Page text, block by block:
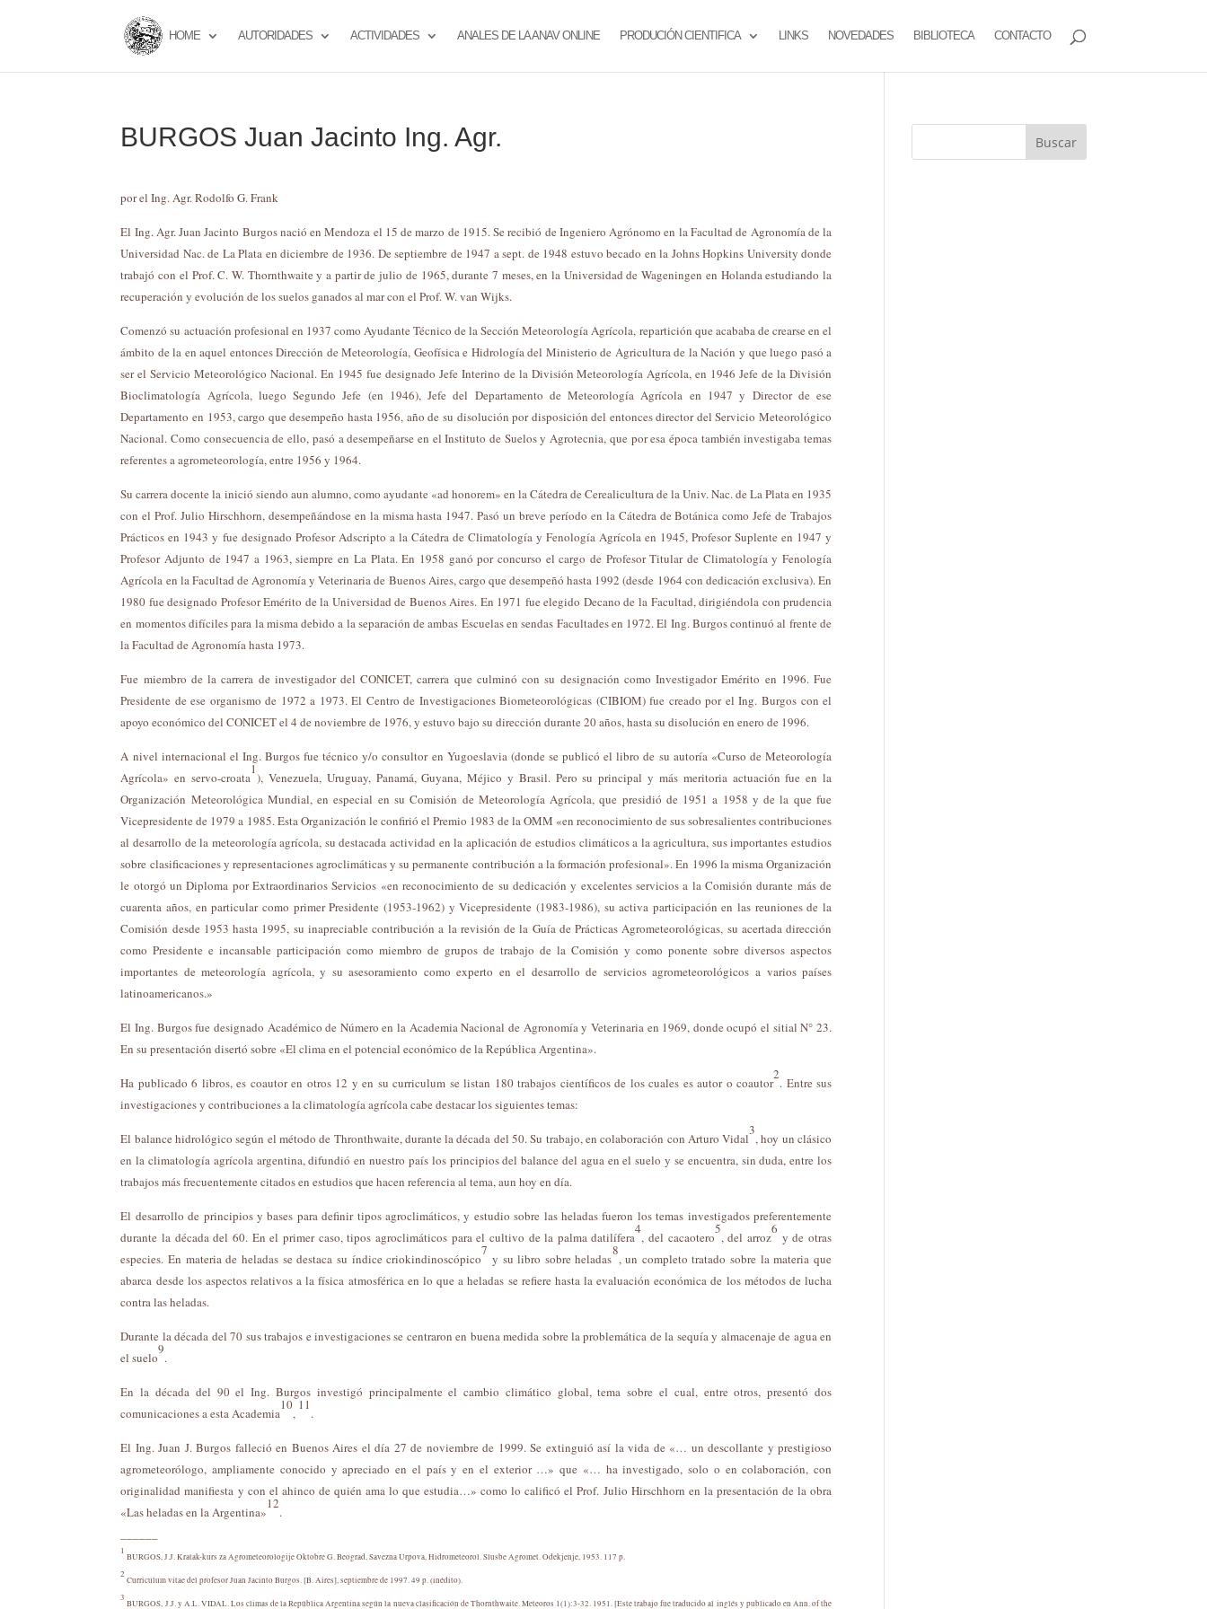
HOME AUTORIDADES ACTIVIDADES ANALES DE LA ANAV ONLINE PRODUCIÓN CIENTIFICA LINKS NOVEDADES BIBLIOTECA CONTACTO
BURGOS Juan Jacinto Ing. Agr.
por el Ing. Agr. Rodolfo G. Frank
El Ing. Agr. Juan Jacinto Burgos nació en Mendoza el 15 de marzo de 1915. Se recibió de Ingeniero Agrónomo en la Facultad de Agronomía de la
Universidad Nac. de La Plata en diciembre de 1936. De septiembre de 1947 a sept. de 1948 estuvo becado en la Johns Hopkins University donde
trabajó con el Prof. C. W. Thornthwaite y a partir de julio de 1965, durante 7 meses, en la Universidad de Wageningen en Holanda estudiando la
recuperación y evolución de los suelos ganados al mar con el Prof. W. van Wijks.
Comenzó su actuación profesional en 1937 como Ayudante Técnico de la Sección Meteorología Agrícola, repartición que acababa de crearse en el
ámbito de la en aquel entonces Dirección de Meteorología, Geofísica e Hidrología del Ministerio de Agricultura de la Nación y que luego pasó a
ser el Servicio Meteorológico Nacional. En 1945 fue designado Jefe Interino de la División Meteorología Agrícola, en 1946 Jefe de la División
Bioclimatología Agrícola, luego Segundo Jefe (en 1946), Jefe del Departamento de Meteorología Agrícola en 1947 y Director de ese
Departamento en 1953, cargo que desempeño hasta 1956, año de su disolución por disposición del entonces director del Servicio Meteorológico
Nacional. Como consecuencia de ello, pasó a desempeñarse en el Instituto de Suelos y Agrotecnia, que por esa época también investigaba temas
referentes a agrometeorología, entre 1956 y 1964.
Su carrera docente la inició siendo aun alumno, como ayudante «ad honorem» en la Cátedra de Cerealicultura de la Univ. Nac. de La Plata en 1935
con el Prof. Julio Hirschhorn, desempeñándose en la misma hasta 1947. Pasó un breve período en la Cátedra de Botánica como Jefe de Trabajos
Prácticos en 1943 y fue designado Profesor Adscripto a la Cátedra de Climatología y Fenología Agrícola en 1945, Profesor Suplente en 1947 y
Profesor Adjunto de 1947 a 1963, siempre en La Plata. En 1958 ganó por concurso el cargo de Profesor Titular de Climatología y Fenología
Agrícola en la Facultad de Agronomía y Veterinaria de Buenos Aires, cargo que desempeñó hasta 1992 (desde 1964 con dedicación exclusiva). En
1980 fue designado Profesor Emérito de la Universidad de Buenos Aires. En 1971 fue elegido Decano de la Facultad, dirigiéndola con prudencia
en momentos difíciles para la misma debido a la separación de ambas Escuelas en sendas Facultades en 1972. El Ing. Burgos continuó al frente de
la Facultad de Agronomía hasta 1973.
Fue miembro de la carrera de investigador del CONICET, carrera que culminó con su designación como Investigador Emérito en 1996. Fue
Presidente de ese organismo de 1972 a 1973. El Centro de Investigaciones Biometeorológicas (CIBIOM) fue creado por el Ing. Burgos con el
apoyo económico del CONICET el 4 de noviembre de 1976, y estuvo bajo su dirección durante 20 años, hasta su disolución en enero de 1996.
A nivel internacional el Ing. Burgos fue técnico y/o consultor en Yugoeslavia (donde se publicó el libro de su autoría «Curso de Meteorología
Agrícola» en servo-croata
1
), Venezuela, Uruguay, Panamá, Guyana, Méjico y Brasil. Pero su principal y más meritoria actuación fue en la
Organización Meteorológica Mundial, en especial en su Comisión de Meteorología Agrícola, que presidió de 1951 a 1958 y de la que fue
Vicepresidente de 1979 a 1985. Esta Organización le confirió el Premio 1983 de la OMM «en reconocimiento de sus sobresalientes contribuciones
al desarrollo de la meteorología agrícola, su destacada actividad en la aplicación de estudios climáticos a la agricultura, sus importantes estudios
sobre clasificaciones y representaciones agroclimáticas y su permanente contribución a la formación profesional». En 1996 la misma Organización
le otorgó un Diploma por Extraordinarios Servicios «en reconocimiento de su dedicación y excelentes servicios a la Comisión durante más de
cuarenta años, en particular como primer Presidente (1953-1962) y Vicepresidente (1983-1986), su activa participación en las reuniones de la
Comisión desde 1953 hasta 1995, su inapreciable contribución a la revisión de la Guía de Prácticas Agrometeorológicas, su acertada dirección
como Presidente e incansable participación como miembro de grupos de trabajo de la Comisión y como ponente sobre diversos aspectos
importantes de meteorología agrícola, y su asesoramiento como experto en el desarrollo de servicios agrometeorológicos a varios países
latinoamericanos.»
El Ing. Burgos fue designado Académico de Número en la Academia Nacional de Agronomía y Veterinaria en 1969, donde ocupó el sitial N° 23.
En su presentación disertó sobre «El clima en el potencial económico de la República Argentina».
Ha publicado 6 libros, es coautor en otros 12 y en su curriculum se listan 180 trabajos científicos de los cuales es autor o coautor
2
. Entre sus
investigaciones y contribuciones a la climatología agrícola cabe destacar los siguientes temas:
El balance hidrológico según el método de Thronthwaite, durante la década del 50. Su trabajo, en colaboración con Arturo Vidal
3
, hoy un clásico
en la climatología agrícola argentina, difundió en nuestro país los principios del balance del agua en el suelo y se encuentra, sin duda, entre los
trabajos más frecuentemente citados en estudios que hacen referencia al tema, aun hoy en día.
El desarrollo de principios y bases para definir tipos agroclimáticos, y estudio sobre las heladas fueron los temas investigados preferentemente
durante la década del 60. En el primer caso, tipos agroclimáticos para el cultivo de la palma datilífera
4
, del cacaotero
5
, del arroz
6
y de otras
especies. En materia de heladas se destaca su índice criokindinoscópico
7
y su libro sobre heladas
8
, un completo tratado sobre la materia que
abarca desde los aspectos relativos a la física atmosférica en lo que a heladas se refiere hasta la evaluación económica de los métodos de lucha
contra las heladas.
Durante la década del 70 sus trabajos e investigaciones se centraron en buena medida sobre la problemática de la sequía y almacenaje de agua en
el suelo
9
.
En la década del 90 el Ing. Burgos investigó principalmente el cambio climático global, tema sobre el cual, entre otros, presentó dos
comunicaciones a esta Academia
10
,
11
.
El Ing. Juan J. Burgos falleció en Buenos Aires el día 27 de noviembre de 1999. Se extinguió así la vida de «… un descollante y prestigioso
agrometeorólogo, ampliamente conocido y apreciado en el país y en el exterior …» que «… ha investigado, solo o en colaboración, con
originalidad manifiesta y con el ahinco de quién ama lo que estudia…» como lo calificó el Prof. Julio Hirschhorn en la presentación de la obra
«Las heladas en la Argentina»
12
.
1
BURGOS, J.J. Kratak-kurs za Agrometeorologije Oktobre G. Beograd, Savezna Urpova, Hidrometeorol. Slusbe Agromet. Odekjenje, 1953. 117 p.
2
Curriculum vitae del profesor Juan Jacinto Burgos. [B. Aires], septiembre de 1997. 49 p. (inédito).
3
BURGOS, J.J. y A.L. VIDAL. Los climas de la República Argentina según la nueva clasificación de Thornthwaite. Meteoros 1(1):3-32. 1951. [Este trabajo fue traducido al inglés y publicado en Ann. of the